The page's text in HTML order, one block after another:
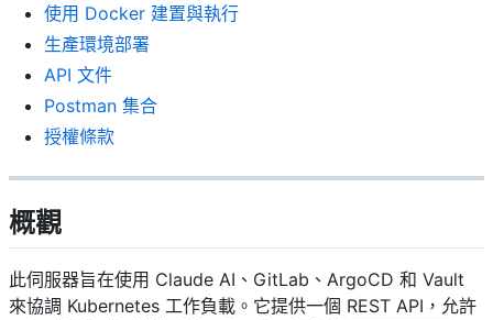
使用 Docker 建置與執行
生產環境部署
API 文件
Postman 集合
授權條款
概觀
此伺服器旨在使用 Claude AI、GitLab、ArgoCD 和 Vault
來協調 Kubernetes 工作負載。它提供一個 REST API，允許